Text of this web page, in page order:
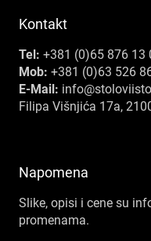
Kontakt
Tel: +381 (0)65 876 13
Mob: +381 (0)63 526
E-Mail:
Filipa Višnjića 17a,
Napomena
Slike, opisi i cene su
promenama.